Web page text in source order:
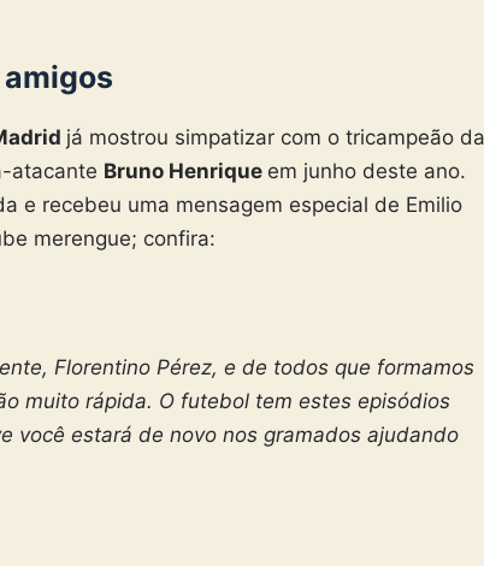
já mostrou simpatizar com o tricampeão da
atacante Bruno Henrique em junho deste ano.
e recebeu uma mensagem especial de Emilio
merengue; confira:
Florentino Pérez, e de todos que formamos
muito rápida. O futebol tem estes episódios
você estará de novo nos gramados ajudando